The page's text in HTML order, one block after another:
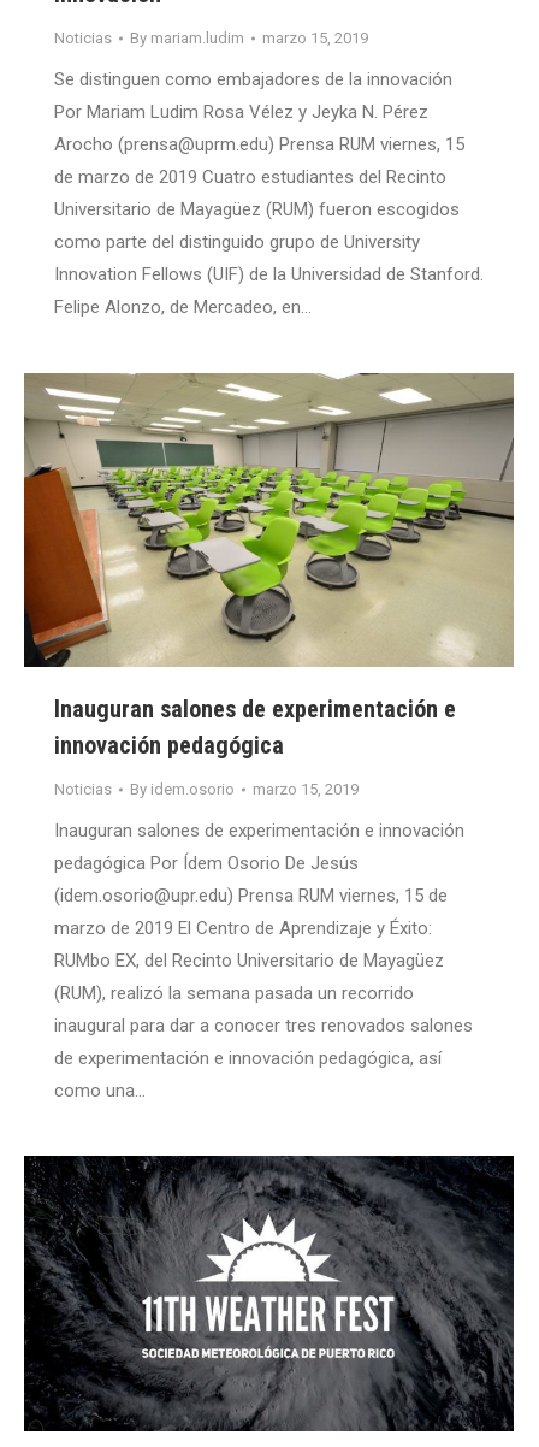
Noticias By mariam.ludim marzo 15, 2019
Se distinguen como embajadores de la innovación
Por Mariam Ludim Rosa Vélez y Jeyka N. Pérez
Arocho (prensa@uprm.edu) Prensa RUM viernes, 15
de marzo de 2019 Cuatro estudiantes del Recinto
Universitario de Mayagüez (RUM) fueron escogidos
como parte del distinguido grupo de University
Innovation Fellows (UIF) de la Universidad de Stanford.
Felipe Alonzo, de Mercadeo, en…
Inauguran salones de experimentación e
innovación pedagógica
Noticias By idem.osorio marzo 15, 2019
Inauguran salones de experimentación e innovación
pedagógica Por Ídem Osorio De Jesús
(idem.osorio@upr.edu) Prensa RUM viernes, 15 de
marzo de 2019 El Centro de Aprendizaje y Éxito:
RUMbo EX, del Recinto Universitario de Mayagüez
(RUM), realizó la semana pasada un recorrido
inaugural para dar a conocer tres renovados salones
de experimentación e innovación pedagógica, así
como una…